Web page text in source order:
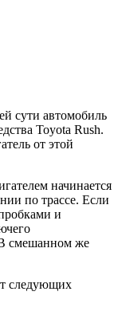
сути автомобиль
Toyota Rush.
от этой
начинается
по трассе. Если
и
смешанном же
следующих